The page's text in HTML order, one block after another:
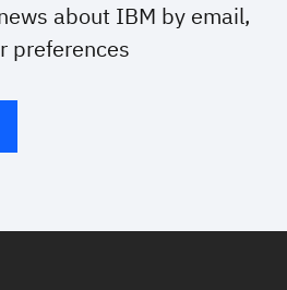
about IBM by email,
preferences